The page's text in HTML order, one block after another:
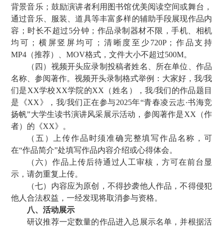
背景音乐；鼓励演讲者利用图书馆优美阅读空间或舞台，
通过音乐、服装、道具等丰富多样的辅助手段展现作品内
容；时长不超过5分钟；作品录制器材不限，手机、相机
均可；横屏竖屏均可；清晰度至少720P；作品支持
MP4（推荐）、MOV格式，文件大小不超过500M。
（四）视频开头应录制投稿者姓名、所在单位、作品
名称、参阅著作。视频开头录制格式举例：大家好，我/我
们是XX学校XX学院的XX（姓名），我/我们的作品题目
是《XX》，我/我们正在参与2025年“青春凌云志·书海竞
扬帆”大学生读书演讲风采展示活动，参阅著作是XX（作
者）的《XX》。
（五）上传作品时须准确完整填写作品名称，可
在“作品简介”处填写作品内容介绍或心得体会。
（六）作品上传后待通过人工审核，方可在前台显
示，请勿重复上传。
（七）内容应为原创，不得抄袭他人作品，不得侵犯
他人合法权益，一经发现将取消参与资格。
八、活动展示
研议推荐一定数量的作品进入总展示名单，并根据活